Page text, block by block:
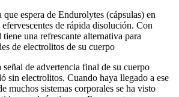
espera de Endurolytes (cápsulas) en
de rápida disolución. Con
una refrescante alternativa para
de electrolitos de su cuerpo
señal de advertencia final de su cuerpo
sin electrolitos. Cuando haya llegado a ese
muchos sistemas corporales se ha visto